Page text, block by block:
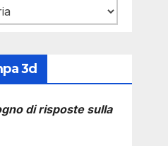
3d
di risposte sulla